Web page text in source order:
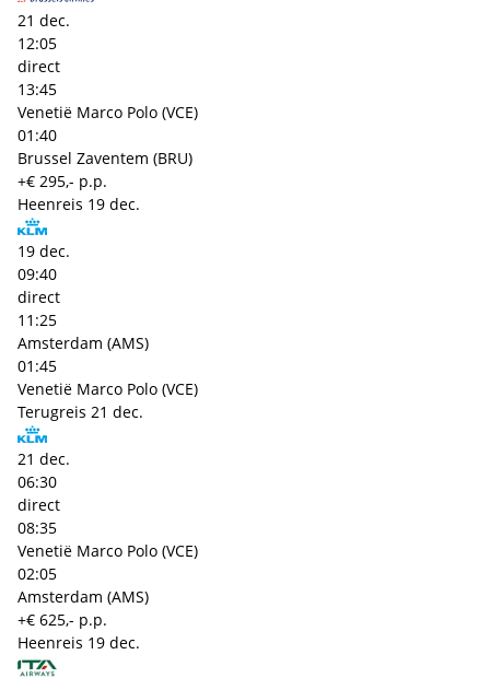
21 dec.
12:05
direct
13:45
Venetië Marco Polo (VCE)
01:40
Brussel Zaventem (BRU)
+€ 295,- p.p.
Heenreis 19 dec.
19 dec.
09:40
direct
11:25
Amsterdam (AMS)
01:45
Venetië Marco Polo (VCE)
Terugreis 21 dec.
21 dec.
06:30
direct
08:35
Venetië Marco Polo (VCE)
02:05
Amsterdam (AMS)
+€ 625,- p.p.
Heenreis 19 dec.